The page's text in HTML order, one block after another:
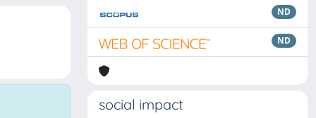
ND
ND
social impact